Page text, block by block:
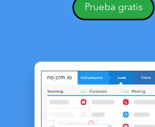
Prueba gratis